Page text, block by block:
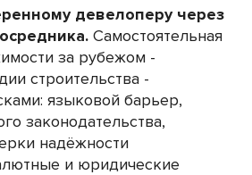
девелоперу через
Самостоятельная
за рубежом -
строительства -
языковой барьер,
законодательства,
надёжности
и юридические